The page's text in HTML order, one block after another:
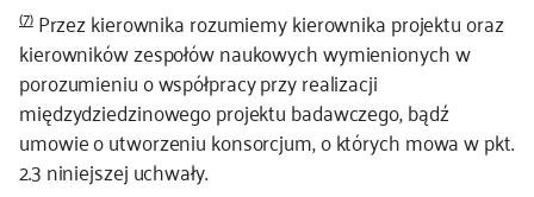
(7)Przez kierownika rozumiemy kierownika projektu oraz
kierowników zespołów naukowych wymienionych w
porozumieniu o współpracy przy realizacji
międzydziedzinowego projektu badawczego, bądź
umowie o utworzeniu konsorcjum, o których mowa w pkt.
2.3 niniejszej uchwały.